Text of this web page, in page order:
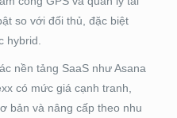
so với đối thủ, đặc biệt
hybrid.
nền tảng SaaS như Asana
có mức giá cạnh tranh,
bản và nâng cấp theo nhu